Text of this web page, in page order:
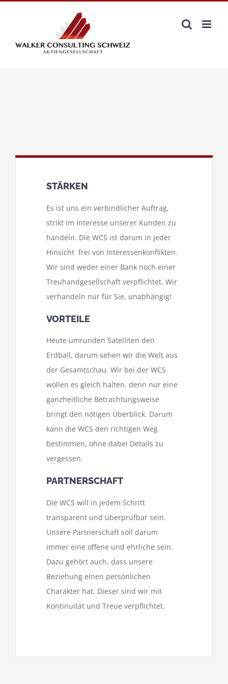
STÄRKEN
Es ist uns ein verbindlicher Auftrag,
strikt im Interesse unserer Kunden zu
handeln. Die WCS ist darum in jeder
Hinsicht frei von Interessenkonflikten.
Wir sind weder einer Bank noch einer
Treuhandgesellschaft verpflichtet. Wir
verhandeln nur für Sie, unabhängig!
VORTEILE
Heute umrunden Satelliten den
Erdball, darum sehen wir die Welt aus
der Gesamtschau. Wir bei der WCS
wollen es gleich halten, denn nur eine
ganzheitliche Betrachtungsweise
bringt den nötigen Überblick. Darum
kann die WCS den richtigen Weg
bestimmen, ohne dabei Details zu
vergessen.
PARTNERSCHAFT
Die WCS will in jedem Schritt
transparent und überprüfbar sein.
Unsere Partnerschaft soll darum
immer eine offene und ehrliche sein.
Dazu gehört auch, dass unsere
Beziehung einen persönlichen
Charakter hat. Dieser sind wir mit
Kontinuität und Treue verpflichtet.